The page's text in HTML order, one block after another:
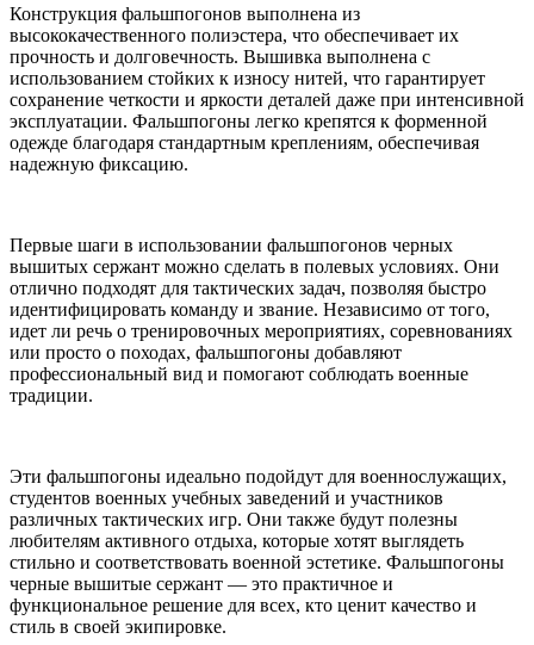
Конструкция фальшпогонов выполнена из
высококачественного полиэстера, что обеспечивает их
прочность и долговечность. Вышивка выполнена с
использованием стойких к износу нитей, что гарантирует
сохранение четкости и яркости деталей даже при интенсивной
эксплуатации. Фальшпогоны легко крепятся к форменной
одежде благодаря стандартным креплениям, обеспечивая
надежную фиксацию.
Первые шаги в использовании фальшпогонов черных
вышитых сержант можно сделать в полевых условиях. Они
отлично подходят для тактических задач, позволяя быстро
идентифицировать команду и звание. Независимо от того,
идет ли речь о тренировочных мероприятиях, соревнованиях
или просто о походах, фальшпогоны добавляют
профессиональный вид и помогают соблюдать военные
традиции.
Эти фальшпогоны идеально подойдут для военнослужащих,
студентов военных учебных заведений и участников
различных тактических игр. Они также будут полезны
любителям активного отдыха, которые хотят выглядеть
стильно и соответствовать военной эстетике. Фальшпогоны
черные вышитые сержант — это практичное и
функциональное решение для всех, кто ценит качество и
стиль в своей экипировке.